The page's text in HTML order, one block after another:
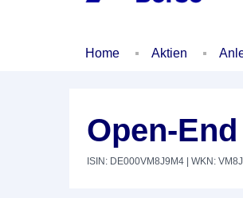
Home Aktien
Open-
ISIN: DE000VM8J9M4 | WKN: